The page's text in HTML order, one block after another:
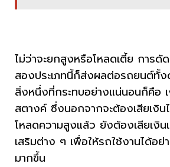
ไม่ว่าจะยกสูงหรือโหลดเตี้ย การ
สองประเภทนี้ก็ส่งผลต่อรถยนต์ทั้ง
สิ่งหนึ่งที่กระทบอย่างแน่นอนก็คือ เ
สตางค์ ซึ่งนอกจากจะต้องเสียเงิ
โหลดความสูงแล้ว ยังต้องเสียเ
เสริมต่าง ๆ เพื่อให้รถใช้งานได้อย่
มากขึ้น